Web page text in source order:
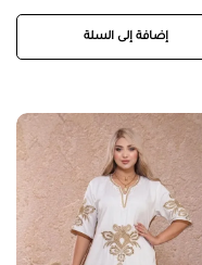
إضافة إلى السلة